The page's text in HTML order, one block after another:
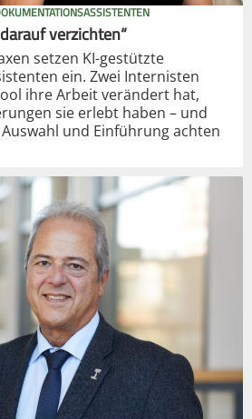
verzichten“
setzen KI-gestützte
ein. Zwei Internisten
ihre Arbeit verändert hat,
sie erlebt haben – und
und Einführung achten